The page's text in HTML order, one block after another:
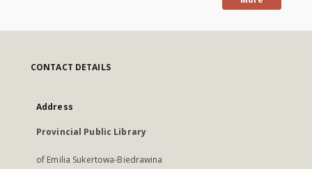
CONTACT DETAILS
Address
Provincial Public Library
of Emilia Sukertowa-Biedrawina